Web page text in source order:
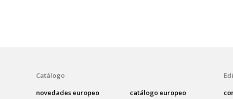
Catálogo
novedades europeo
catálogo europeo